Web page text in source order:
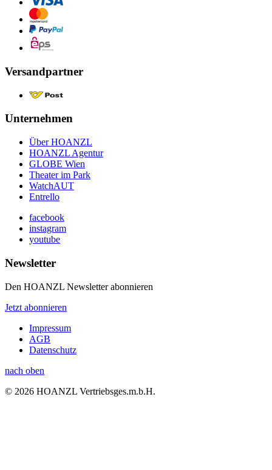
Versandpartner
Unternehmen
Über HOANZL
HOANZL Agentur
GLOBE Wien
Theater im Park
WatchAUT
Entrello
facebook
instagram
youtube
Newsletter
Den HOANZL Newsletter abonnieren
Jetzt abonnieren
Impressum
AGB
Datenschutz
nach oben
© 2026 HOANZL Vertriebsges.m.b.H.